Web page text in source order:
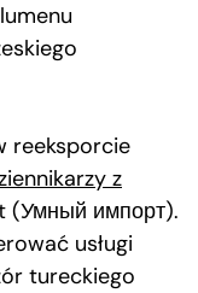
reeksporcie
z
(Умный импорт).
usługi
tureckiego